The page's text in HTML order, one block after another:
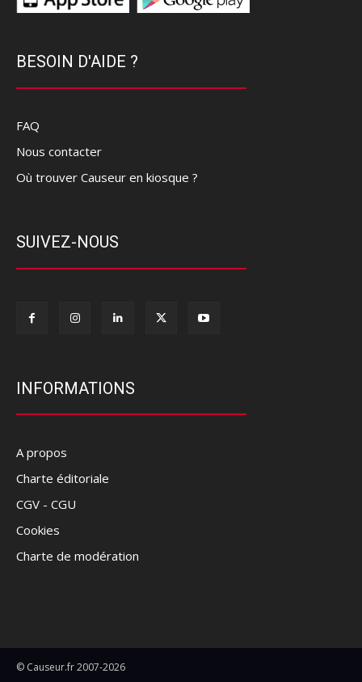
BESOIN D'AIDE ?
FAQ
Nous contacter
Où trouver Causeur en kiosque ?
SUIVEZ-NOUS
INFORMATIONS
A propos
Charte éditoriale
CGV - CGU
Cookies
Charte de modération
© Causeur.fr 2007-2026